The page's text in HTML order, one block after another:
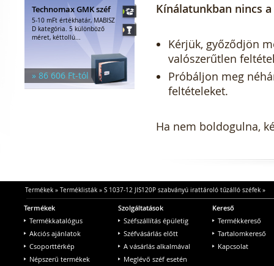
Technomax GMK széf
5-10 mFt értékhatár, MABISZ
D kategória. 5 különböző
méret, kéttollú...
» 86 606 Ft-tól
Kínálatunkban nincs
Kérjük, győződjön
valószerűtlen
Próbáljon meg
feltételeket.
Ha nem boldogulna,
Termékek» Terméklisták» S 1037-12 JIS120P szabványú irattároló tűzálló széfek»
Termékek
Termékkatalógus
Akciós ajánlatok
Csoporttérkép
Népszerű termékek
Szolgáltatások
Széfszállítás épületig
Széfvásárlás előtt
A vásárlás alkalmával
Meglévő széf esetén
Kereső
Termékkereső
Tartalomkereső
Kapcsolat